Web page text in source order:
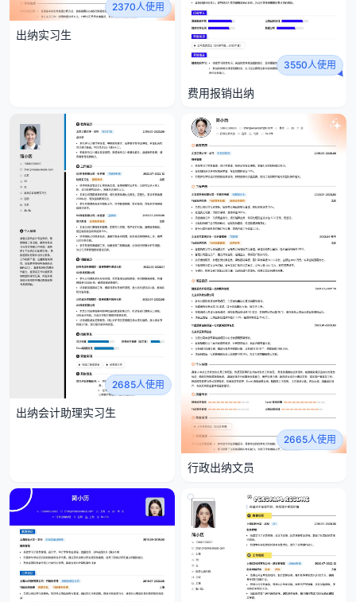
2370人使用
出纳实习生
3550人使用
费用报销出纳
2685人使用
出纳会计助理实习生
2665人使用
行政出纳文员